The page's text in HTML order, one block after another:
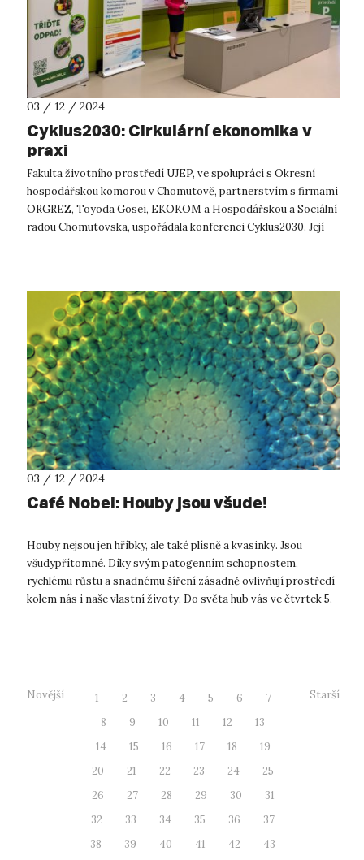
03 / 12 / 2024
Cyklus2030: Cirkulární ekonomika v
praxi
Fakulta životního prostředí UJEP, ve spolupráci s Okresní
hospodářskou komorou v Chomutově, partnerstvím s firmami
ORGREZ, Toyoda Gosei, EKOKOM a Hospodářskou a Sociální
radou Chomutovska, uspořádala konferenci Cyklus2030. Její
03 / 12 / 2024
Café Nobel: Houby jsou všude!
Houby nejsou jen hříbky, ale také plísně a kvasinky. Jsou
všudypřítomné. Díky svým patogenním schopnostem,
rychlému růstu a snadnému šíření zásadně ovlivňují prostředí
kolem nás i naše vlastní životy. Do světa hub vás ve čtvrtek 5.
Novější 1 2 3 4 5 6
7
8
9 10 11 12
13
14
15 16 17 18
19
20
21 22 23 24
25
26
27 28 29 30
31
32
33 34 35 36
37
38
39 40 41 42
43
Starší